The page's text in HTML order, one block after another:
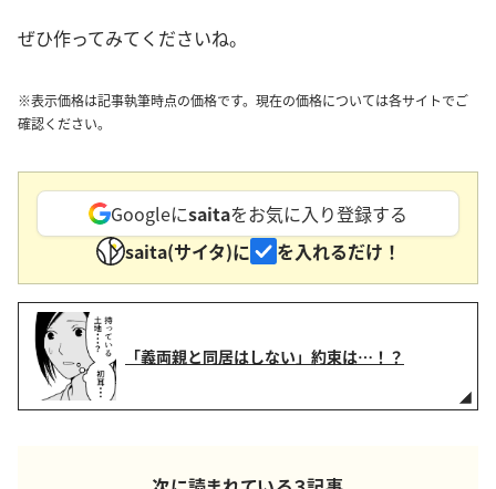
ぜひ作ってみてくださいね。
※表示価格は記事執筆時点の価格です。現在の価格については各サイトでご
確認ください。
Googleにsaitaをお気に入り登録する
saita(サイタ)に
を入れるだけ！
「義両親と同居はしない」約束は…！？